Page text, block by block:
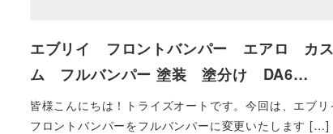
エブリイ フロントバンパー エアロ カ
ム フルバンパー 塗装 塗分け DA6…
皆様こんにちは！トライズオートです。今回は、エブリ
フロントバンパーをフルバンパーに変更いたします […]